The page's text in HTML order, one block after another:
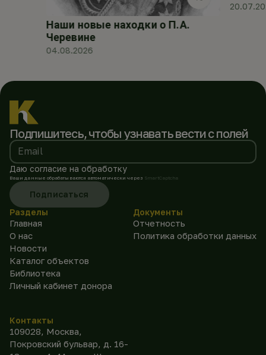
Наши новые находки о П.А.
Черевине
04.08.2026
Подпишитесь, чтобы узнавать вести с полей
Email
Даю согласие на обработку
Ваши данные обрабатываются автоматически через SmartCaptcha
Подписаться
Разделы
Главная
О нас
Новости
Каталог объектов
Библиотека
Личный кабинет донора
Документы
Отчетность
Политика обработки данных
Контакты
109028, Москва,
Покровский бульвар, д. 16-